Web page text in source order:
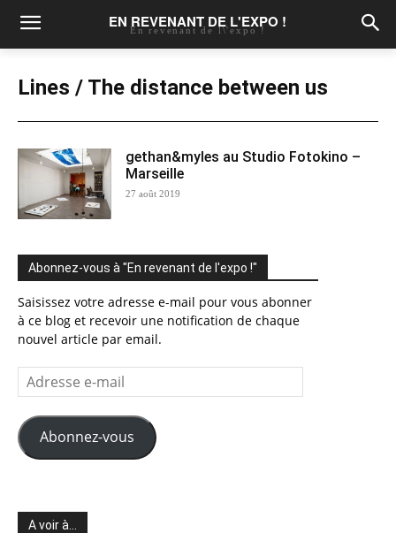
EN REVENANT DE L'EXPO !
En revenant de l\'expo !
Lines / The distance between us
gethan&myles au Studio Fotokino –
Marseille
27 août 2019
Abonnez-vous à "En revenant de l'expo !"
Saisissez votre adresse e-mail pour vous abonner
à ce blog et recevoir une notification de chaque
nouvel article par email.
Adresse
e-
mail
Abonnez-vous
A voir à…